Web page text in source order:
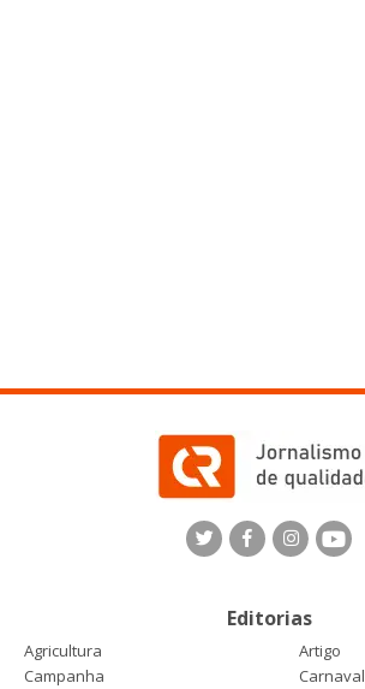
Editorias
Agricultura
Artigo
Campanha
Carnaval